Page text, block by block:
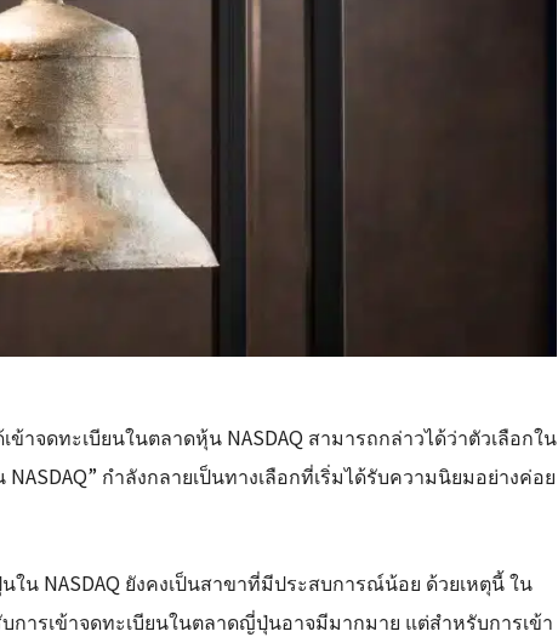
าจดทะเบียนในตลาดหุ้น NASDAQ สามารถกล่าวได้ว่าตัวเลือกใน
กำลังกลายเป็นทางเลือกที่เริ่มได้รับความนิยมอย่างค่อย
น NASDAQ ยังคงเป็นสาขาที่มีประสบการณ์น้อย ด้วยเหตุนี้ ใน
รเข้าจดทะเบียนในตลาดญี่ปุ่นอาจมีมากมาย แต่สำหรับการเข้า